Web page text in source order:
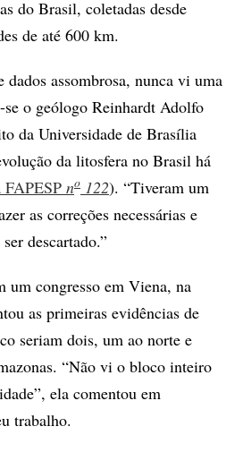
do Brasil, coletadas desde
de até 600 km.
dados assombrosa, nunca vi uma
se o geólogo Reinhardt Adolfo
da Universidade de Brasília
da litosfera no Brasil há
no 122). “Tiveram um
as correções necessárias e
descartado.”
um congresso em Viena, na
as primeiras evidências de
seriam dois, um ao norte e
“Não vi o bloco inteiro
ela comentou em
trabalho.